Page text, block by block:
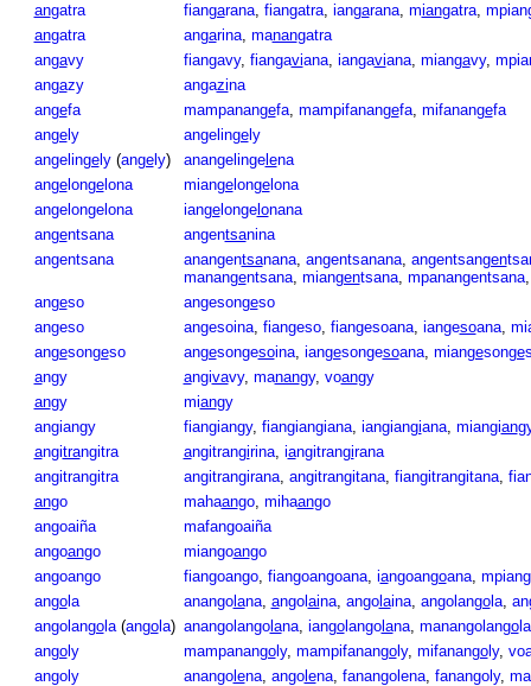
angatra fiangarana, fiangatra, iangarana, miangatra,
angatra angarina, manangatra
angavy fiangavy, fiangaviana, iangaviana, miangavy,
angazy angazina
angefa mampanangefa, mampifanangefa, mifanangefa
angely angelingely
angelingely(angely) anangelingelena
angelongelona miangelongelona
angelongelona
iangelongelonana
angentsana angentsanina
angentsana
anangentsanana, angentsanana, angentsangen
manangentsana, miangentsana, mpanangentsana
angeso angesongeso
angeso
angesoina, fiangeso, fiangesoana, iangesoana,
angesongeso angesongesoina, iangesongesoana, miangesonge
angy angivavy, manangy, voangy
angy miangy
angiangy
fiangiangy, fiangiangiana, iangiangiana, miangian
angitrangitra angitrangirina, iangitrangirana
angitrangitra
angitrangirana, angitrangitana, fiangitrangitana,
ango mahaango, mihaango
angoaiña
mafangoaiña
angoango miangoango
angoango
fiangoango, fiangoangoana, iangoangoana,
angola anangolana, angol aina, angolaina, angolangola, an
angolangola(angola) anangolangolana, iangolangolana, manangolangola
angoly mampanangoly, mampifanangoly, mifanangoly,
angoly
anangolena, angolena, fanangolena, fanangoly,